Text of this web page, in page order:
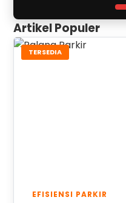
Artikel Populer
TERSEDIA
EFISIENSI PARKIR